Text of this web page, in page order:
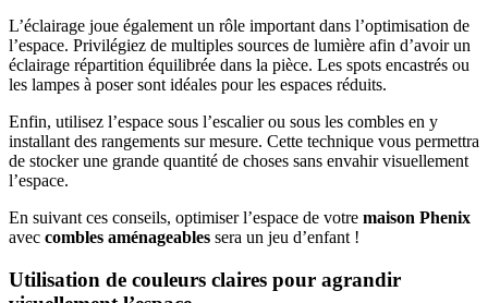
L’éclairage joue également un rôle important dans l’optimisation de
l’espace. Privilégiez de multiples sources de lumière afin d’avoir un
éclairage répartition équilibrée dans la pièce. Les spots encastrés ou
les lampes à poser sont idéales pour les espaces réduits.
Enfin, utilisez l’espace sous l’escalier ou sous les combles en y
installant des rangements sur mesure. Cette technique vous permettra
de stocker une grande quantité de choses sans envahir visuellement
l’espace.
En suivant ces conseils, optimiser l’espace de votre maison Phenix
avec combles aménageables sera un jeu d’enfant !
Utilisation de couleurs claires pour agrandir